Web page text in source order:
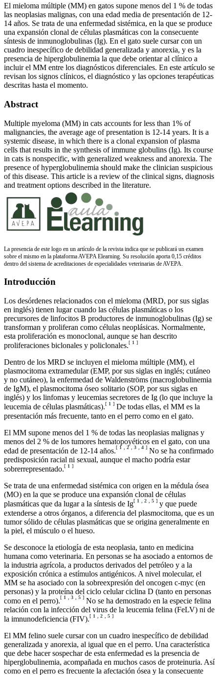
El mieloma múltiple (MM) en gatos supone menos del 1 % de todas
las neoplasias malignas, con una edad media de presentación de 12-
14 años. Se trata de una enfermedad sistémica, en la que se produce
una expansión clonal de células plasmáticas con la consecuente
síntesis de inmunoglobulinas (Ig). En el gato suele cursar con un
cuadro inespecífico de debilidad generalizada y anorexia, y es la
presencia de hiperglobulinemia la que debe orientar al clínico a
incluir el MM entre los diagnósticos diferenciales. En este artículo se
revisan los signos clínicos, el diagnóstico y las opciones terapéuticas
descritas hasta el momento.
Abstract
Multiple myeloma (MM) in cats accounts for less than 1% of
malignancies, the average age of presentation is 12-14 years. It is a
systemic disease, in which there is a clonal expansion of plasma
cells that results in the synthesis of immune globulins (Ig). Its course
in cats is nonspecific, with generalized weakness and anorexia. The
presence of hyperglobulinemia should make the clinician suspicious
of this disease. This article is a review of the clinical signs, diagnosis
and treatment options described in the literature.
La presencia de este logo en un artículo de la revista indica que se publicará un examen
sobre el mismo en la plataforma AVEPA Elearning. Su resolución aporta 0,15 créditos
dentro del sistema de acreditaciones de especialidades veterinarias de AVEPA.
Introducción
Los desórdenes relacionados con el mieloma (MRD, por sus siglas
en inglés) tienen lugar cuando las células plasmáticas o los
precursores de linfocitos B productores de inmunoglobulinas (Ig) se
transforman y proliferan como células neoplásicas. Normalmente,
esta proliferación es monoclonal, aunque se han descrito
proliferaciones biclonales y policlonales.[ 1 ]
Dentro de los MRD se incluyen el mieloma múltiple (MM), el
plasmocitoma extramedular (EMP, por sus siglas en inglés; cutáneo
y no cutáneo), la enfermedad de Waldenströms (macroglobulinemia
de IgM), el plasmocitoma óseo solitario (SOP, por sus siglas en
inglés) y los linfomas y leucemias secretores de Ig (lo que incluye la
leucemia de células plasmáticas).[ 1 ] De todas ellas, el MM es la
presentación más frecuente, tanto en el perro como en el gato.
El MM supone menos del 1 % de todas las neoplasias malignas y
menos del 2 % de los tumores hematopoyéticos en el gato, con una
edad de presentación de 12-14 años.[ 1 , 2 , 3 , 4 ] No se ha confirmado
predisposición racial ni sexual, aunque el macho podría estar
sobrerrepresentado.[ 1 ]
Se trata de una enfermedad sistémica con origen en la médula ósea
(MO) en la que se produce una expansión clonal de células
plasmáticas que da lugar a la síntesis de Ig[ 1 2 5 ] y que puede
extenderse a otros órganos, a diferencia del plasmocitoma, que es un
tumor sólido de células plasmáticas que se origina generalmente en
la piel, el músculo o el hueso.
Se desconoce la etiología de esta neoplasia, tanto en medicina
humana como veterinaria. En personas se ha asociado a entornos de
la industria agrícola, a productos derivados del petróleo y a la
exposición crónica a estímulos antigénicos. A nivel molecular, el
MM se ha asociado con la sobreexpresión del oncogen c-myc (en
personas) y la proteína del ciclo celular ciclina D (tanto en personas
como en el perro).[ 1 , 3 , 5 ] No se ha demostrado en la especie felina
relación con la infección del virus de la leucemia felina (FeLV) ni de
la imnunodeficiencia (FIV).[ 1 2 5 ]
El MM felino suele cursar con un cuadro inespecífico de debilidad
generalizada y anorexia, al igual que en el perro. Una característica
que debe hacer sospechar de esta enfermedad es la presencia de
hiperglobulinemia, acompañada en muchos casos de proteinuria. Así
como en el perro es frecuente la afectación ósea y la consecuente